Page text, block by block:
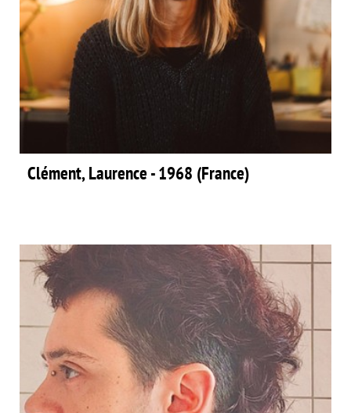
Clément, Laurence - 1968 (France)